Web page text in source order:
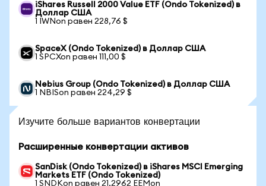
iShares Russell 2000 Value ETF (Ondo Tokenized) в
Доллар США
1 IWNon равен 228,76 $
SpaceX (Ondo Tokenized) в Доллар США
1 SPCXon равен 111,00 $
Nebius Group (Ondo Tokenized) в Доллар США
1 NBISon равен 224,29 $
Изучите больше вариантов конвертации
Расширенные конвертации активов
SanDisk (Ondo Tokenized) в iShares MSCI Emerging
Markets ETF (Ondo Tokenized)
1 SNDKon равен 21,2962 EEMon